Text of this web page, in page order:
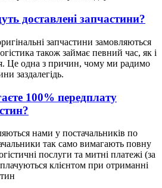
доставлені запчастини?
запчастини замовляються
також займає певний час, як і
Це одна з причин, чому ми радимо
заздалегідь.
100% передплату
нами у постачальників по
так само вимагають повну
послуги та митні платежі (за
клієнтом при отриманні